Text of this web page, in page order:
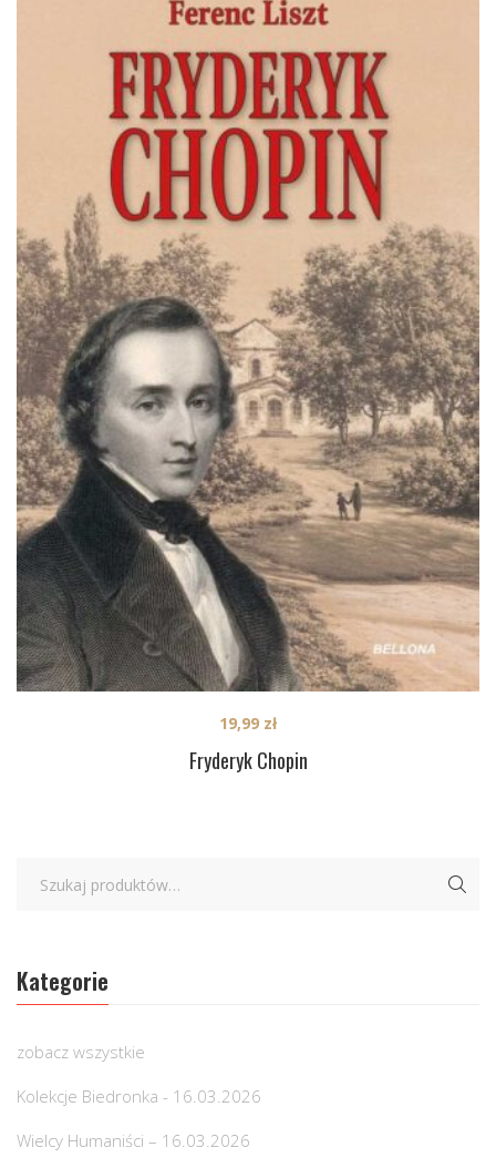
Fryderyk Chopin
19,99 zł
Kategorie
zobacz wszystkie
Kolekcje Biedronka - 16.03.2026
Wielcy Humaniści – 16.03.2026